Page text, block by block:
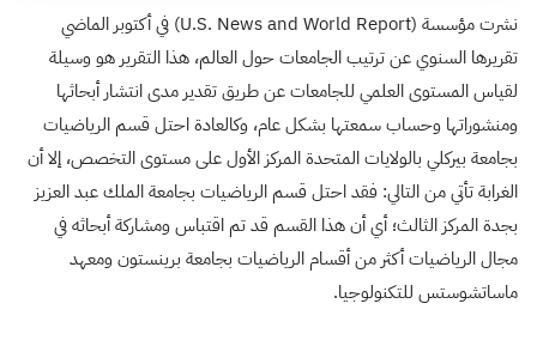
نشرت مؤسسة (U.S. News and World Report) في أكتوبر الماضي
تقريرها السنوي عن ترتيب الجامعات حول العالم، هذا التقرير هو وسيلة
لقياس المستوى العلمي للجامعات عن طريق تقدير مدى انتشار أبحاثها
ومنشوراتها وحساب سمعتها بشكل عام، وكالعادة احتل قسم الرياضيات
بجامعة بيركلي بالولايات المتحدة المركز الأول على مستوى التخصص، إلا أن
الغرابة تأتي من التالي: فقد احتل قسم الرياضيات بجامعة الملك عبد العزيز
بجدة المركز الثالث؛ أي أن هذا القسم قد تم اقتباس ومشاركة أبحاثه في
مجال الرياضيات أكثر من أقسام الرياضيات بجامعة برينستون ومعهد
ماساتشوستس للتكنولوجيا.